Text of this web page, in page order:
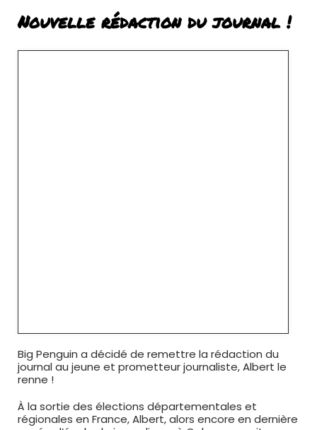
Nouvelle rédaction du journal !
Big Penguin a décidé de remettre la rédaction du
journal au jeune et prometteur journaliste, Albert le
renne !
À la sortie des élections départementales et
régionales en France, Albert, alors encore en dernière